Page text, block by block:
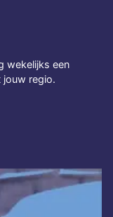
wekelijks een
jouw regio.